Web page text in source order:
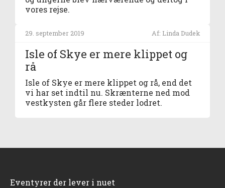
vores rejse.
29. september 2019 Af: Linda Dudek
Isle of Skye er mere klippet og
rå
Isle of Skye er mere klippet og rå, end det
vi har set indtil nu. Skrænterne ned mod
vestkysten går flere steder lodret.
Eventyrer der lever i nuet